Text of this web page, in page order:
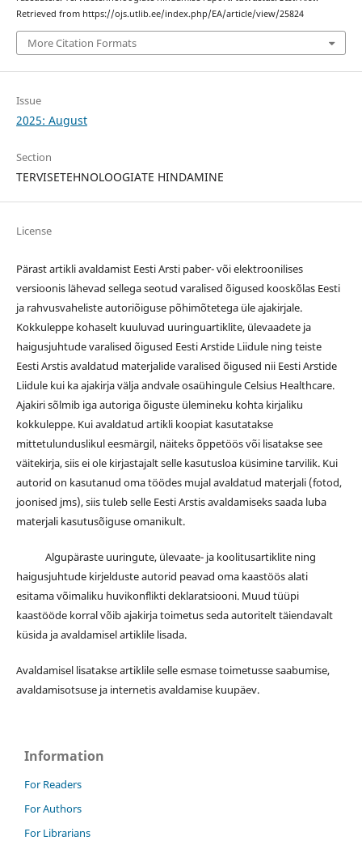
Retrieved from https://ojs.utlib.ee/index.php/EA/article/view/25824
More Citation Formats
Issue
2025: August
Section
TERVISETEHNOLOOGIATE HINDAMINE
License
Pärast artikli avaldamist Eesti Arsti paber- või elektroonilises
versioonis lähevad sellega seotud varalised õigused kooskõlas Eesti
ja rahvusvaheliste autoriõiguse põhimõtetega üle ajakirjale.
Kokkuleppe kohaselt kuuluvad uuringuartiklite, ülevaadete ja
haigusjuhtude varalised õigused Eesti Arstide Liidule ning teiste
Eesti Arstis avaldatud materjalide varalised õigused nii Eesti Arstide
Liidule kui ka ajakirja välja andvale osaühingule Celsius Healthcare.
Ajakiri sõlmib iga autoriga õiguste ülemineku kohta kirjaliku
kokkuleppe. Kui avaldatud artikli koopiat kasutatakse
mittetulunduslikul eesmärgil, näiteks õppetöös või lisatakse see
väitekirja, siis ei ole kirjastajalt selle kasutusloa küsimine tarvilik. Kui
autorid on kasutanud oma töödes mujal avaldatud materjali (fotod,
joonised jms), siis tuleb selle Eesti Arstis avaldamiseks saada luba
materjali kasutusõiguse omanikult.
Algupäraste uuringute, ülevaate- ja koolitusartiklite ning
haigusjuhtude kirjelduste autorid peavad oma kaastöös alati
esitama võimaliku huvikonflikti deklaratsiooni. Muud tüüpi
kaastööde korral võib ajakirja toimetus seda autoritelt täiendavalt
küsida ja avaldamisel artiklile lisada.
Avaldamisel lisatakse artiklile selle esmase toimetusse saabumise,
avaldamisotsuse ja internetis avaldamise kuupäev.
Information
For Readers
For Authors
For Librarians